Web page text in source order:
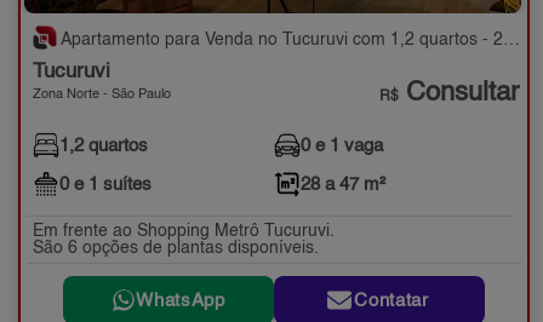
Apartamento para Venda no Tucuruvi com 1,2 quartos - 28 a 47 m²
Tucuruvi
Zona Norte - São Paulo R$ Consultar
1,2 quartos
0 e 1 suítes
0 e 1 vaga
28 a 47 m²
Em frente ao Shopping Metrô Tucuruvi.
São 6 opções de plantas disponíveis.
WhatsApp Contatar